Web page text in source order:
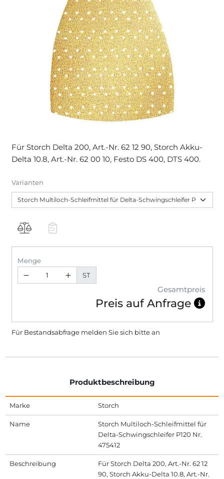
Für Storch Delta 200, Art.-Nr. 62 12 90, Storch Akku-
Delta 10.8, Art.-Nr. 62 00 10, Festo DS 400, DTS 400.
Varianten
Menge
ST
Gesamtpreis
Preis auf Anfrage
Für Bestandsabfrage melden Sie sich bittean
Produktbeschreibung
Marke Storch
Name
Storch Multiloch-Schleifmittel für
Delta-Schwingschleifer P120 Nr.
475412
Beschreibung
Für Storch Delta 200, Art.-Nr. 62 12
90, Storch Akku-Delta 10.8, Art.-Nr.